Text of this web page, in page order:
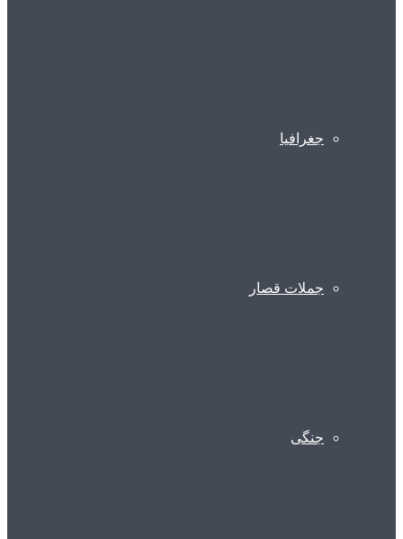
جغرافیا
جملات قصار
جنگی